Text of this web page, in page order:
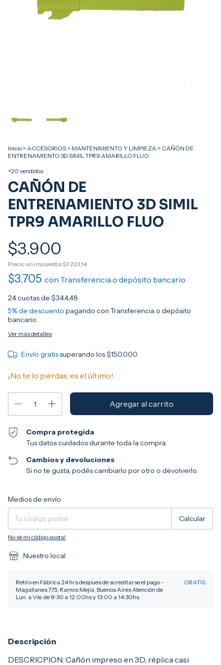
Inicio > ACCESORIOS > MANTENIMIENTO Y LIMPIEZA > CAÑÓN DE
ENTRENAMIENTO 3D SIMIL TPR9 AMARILLO FLUO
+20 vendidos
CAÑÓN DE
ENTRENAMIENTO 3D SIMIL
TPR9 AMARILLO FLUO
$3.900
Precio sin impuestos$3.223,14
$3.705 con Transferencia o depósito bancario
24cuotas de $344,48
5% de descuento pagando con Transferencia o depósito
bancario
Ver más detalles
Envío gratissuperando los$150.000
¡No te lo pierdas, es el último!
Compra protegida
Tus datos cuidados durante toda la compra.
Cambios y devoluciones
Si no te gusta, podés cambiarlo por otro o devolverlo.
Entregas para el CP:
Medios de envío
Calcular
No sé mi código postal
Nuestro local
Retiro en Fábrica 24 hrs despues de acreditarse el pago -
Magallanes 775, Ramos Mejía, Buenos Aires Atención de
Lun. a Vie. de 8:30 a 12:00hs y 13:00 a 14:30hs.
GRATIS
Descripción
DESCRICPION: Cañón impreso en 3D, réplica casi